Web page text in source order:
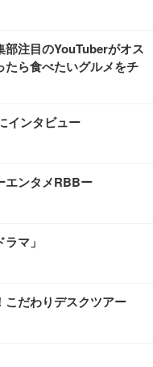
部注目のYouTuberがオス
ら食べたいグルメをチ
インタビュー
エンタメRBBー
マ」
だわりデスクツアー